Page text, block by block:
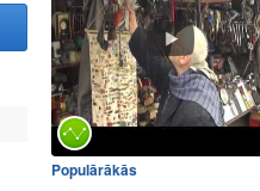
Populārākās